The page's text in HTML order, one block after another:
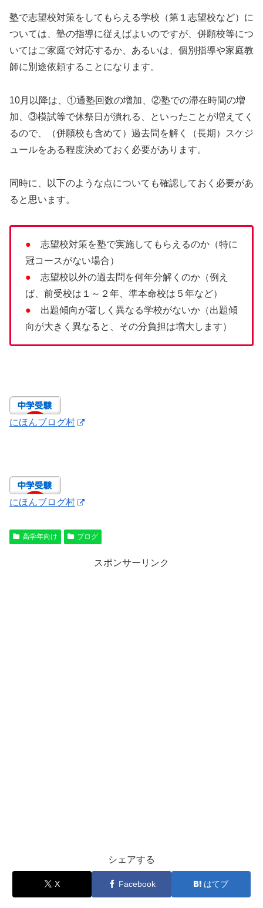
塾で志望校対策をしてもらえる学校（第１志望校など）に
ついては、塾の指導に従えばよいのですが、併願校等につ
いてはご家庭で対応するか、あるいは、個別指導や家庭教
師に別途依頼することになります。
10月以降は、①通塾回数の増加、②塾での滞在時間の増
加、③模試等で休祭日が潰れる、といったことが増えてく
るので、（併願校も含めて）過去問を解く（長期）スケジ
ュールをある程度決めておく必要があります。
同時に、以下のような点についても確認しておく必要があ
ると思います。
● 志望校対策を塾で実施してもらえるのか（特に
冠コースがない場合）
● 志望校以外の過去問を何年分解くのか（例え
ば、前受校は１～２年、準本命校は５年など）
● 出題傾向が著しく異なる学校がないか（出題傾
向が大きく異なると、その分負担は増大します）
にほんブログ村
にほんブログ村
高学年向け ブログ
スポンサーリンク
シェアする
X Facebook はてブ